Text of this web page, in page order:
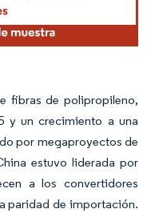
fibras de polipropileno,
y un crecimiento a una
por megaproyectos de
estuvo liderada por
a los convertidores
paridad de importación.